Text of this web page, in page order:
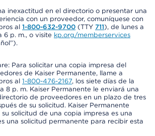
inexactitud en el directorio o presentar una
con un proveedor, comuníquese con
al 1-800-632-9700 (TTY 711), de lunes a
6 p. m., o visite kp.org/memberservices
Para solicitar una copia impresa del
de Kaiser Permanente, llame a
al 1-800-476-2167, los siete días de la
8 p. m. Kaiser Permanente le enviará una
de proveedores en un plazo de tres
de su solicitud. Kaiser Permanente
solicitud de una copia impresa es una
una solicitud permanente para recibir esta